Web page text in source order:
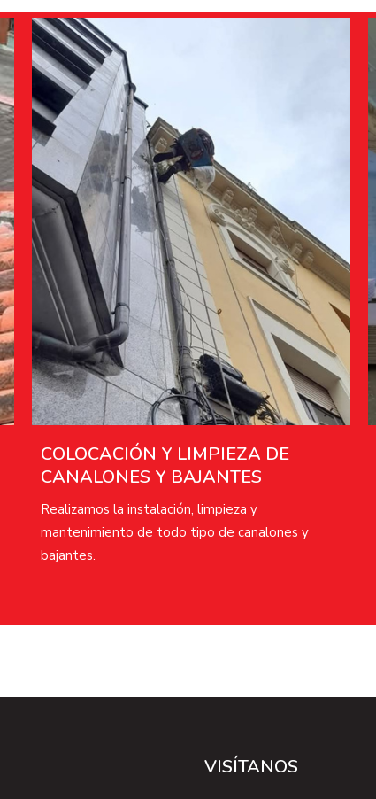
COLOCACIÓN Y LIMPIEZA DE
CANALONES Y BAJANTES​
Realizamos la instalación, limpieza y
mantenimiento de todo tipo de canalones y
bajantes.​
VISÍTANOS